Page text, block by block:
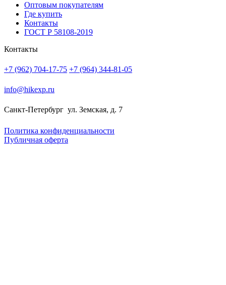
Оптовым покупателям
Где купить
Контакты
ГОСТ Р 58108-2019
Контакты
+7 (962) 704-17-75 +7 (964) 344-81-05
info@hikexp.ru
Санкт-Петербург ул. Земская, д. 7
Политика конфиденциальности
Публичная оферта